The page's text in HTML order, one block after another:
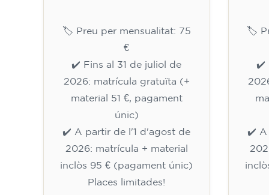
🏷️ Preu per mensualitat: 75
€
✔️ Fins al 31 de juliol de
2026: matrícula gratuïta (+
material 51 €, pagament
únic)
✔️ A partir de l'1 d'agost de
2026: matrícula + material
inclòs 95 € (pagament únic)
Places limitades!
🏷️
✔️
✔️ A